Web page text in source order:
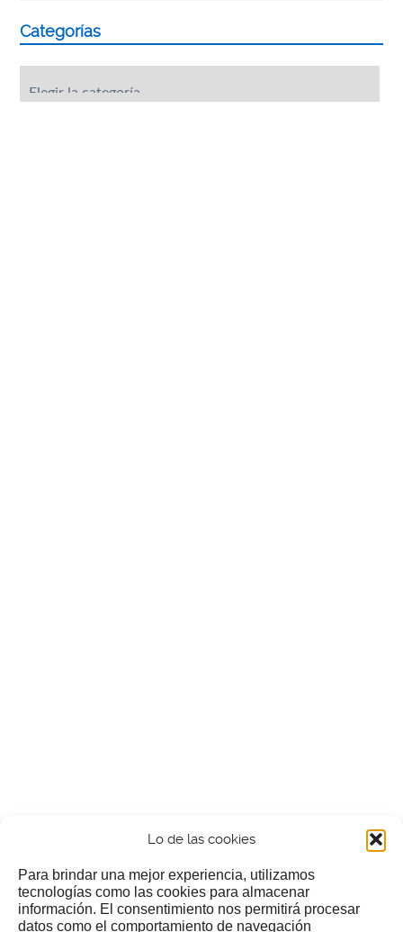
Lo de las cookies
Para brindar una mejor experiencia, utilizamos
tecnologías como las cookies para almacenar
información. El consentimiento nos permitirá procesar
datos como el comportamiento de navegación
Categorías
¿Nos invitas a un cafecillo?